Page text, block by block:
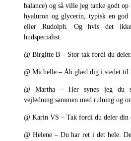
balance) og så ville jeg tanke godt
hyaluron og glycerin, typisk en
eller Rudolph. Og hvis det
hudspecialist.
@ Birgitte B – Stor tak fordi du deler.
@ Michelle – Åh glæd dig i stedet til
@ Martha – Her synes jeg du
vejledning sammen med rulning og
@ Karin VS – Tak fordi du deler din
@ Helene – Du har ret i det hele.